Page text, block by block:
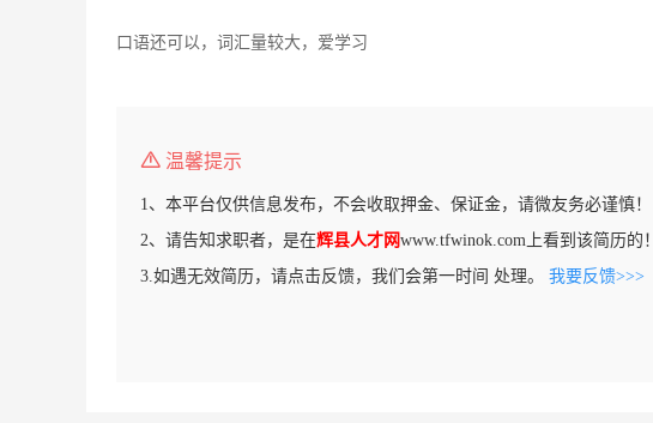
口语还可以，词汇量较大，爱学习
温馨提示
1、本平台仅供信息发布，不会收取押金、保证金，请微友务必谨慎！
2、请告知求职者，是在辉县人才网www.tfwinok.com上看到该简历的！
3.如遇无效简历，请点击反馈，我们会第一时间 处理。 我要反馈>>>